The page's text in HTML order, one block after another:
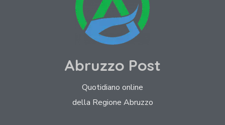
Abruzzo Post
Quotidiano online
della Regione Abruzzo